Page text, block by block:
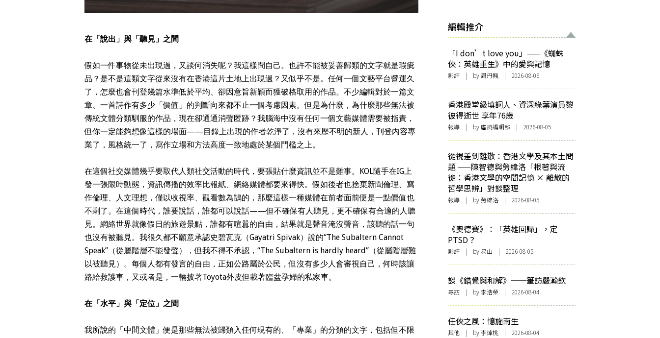
在「說出」與「聽見」之間
假如一件事物從未出現過，又談何消失呢？我這樣問自己。也許不能被妥善歸類的文字就是瑕疵
品？是不是這類文字從來沒有在香港這片土地上出現過？又似乎不是。任何一個文藝平台營運久
了，怎麼也會刊登幾篇水準低於平均、卻因意旨新穎而獲破格取用的作品。不少編輯對於一篇文
章、一首詩作有多少「價值」的判斷向來都不止一個考慮因素。但是為什麼，為什麼那些無法被
傳統文體分類馴服的作品，現在卻通通消聲匿跡？我腦海中沒有任何一個文藝媒體需要被指責，
但你一定能夠想像這樣的場面——目錄上出現的作者乾淨了，沒有來歷不明的新人，刊登內容專
業了，風格統一了，寫作立場和方法高度一致地處於某個門檻之上。
在這個社交媒體幾乎要取代人類社交活動的時代，要張貼什麼資訊並不是難事。KOL隨手在IG上
發一張限時動態，資訊傳播的效率比報紙、網絡媒體都要來得快。假如後者也捨棄新聞倫理、寫
作倫理、人文理想，僅以收視率、觀看數為鵠的，那麼這樣一種媒體在前者面前便是一點價值也
不剩了。在這個時代，誰要說話，誰都可以說話——但不確保有人聽見，更不確保有合適的人聽
見。網絡世界就像假日的旅遊景點，誰都有喧囂的自由，結果就是聲音淹沒聲音，該聽的話一句
也沒有被聽見。我很久都不願意承認史碧瓦克（Gayatri Spivak）說的“The Subaltern Cannot
Speak”（從屬階層不能發聲），但我不得不承認，“The Subaltern is hardly heard”（從屬階層難
以被聽見）。每個人都有發言的自由，正如公路屬於公民，但沒有多少人會審視自己，何時該讓
路給救護車，又或者是，一輛披著Toyota外皮但載著臨盆孕婦的私家車。
在「水平」與「定位」之間
我所說的「中間文體」便是那些無法被歸類入任何現有的、「專業」的分類的文字，包括但不限
編輯推介
「I don’t love you」——《蜘蛛
俠：英雄重生》中的愛與記憶
影評 | by 周丹楓 | 2026-08-06
香港殿堂級填詞人、資深綠葉演員黎
彼得逝世 享年76歲
報導 | by 虛詞編輯部 | 2026-08-05
從視差到離散：香港文學及其本土問
題 ——陳智德與勞緯洛「根著與流
徙：香港文學的空間記憶 × 離散的
哲學思辨」對談整理
報導 | by 勞緯洛 | 2026-08-05
《奧德賽》：「英雄回歸」，定
PTSD？
影評 | by 易山 | 2026-08-05
談《錯覺與和解》──筆訪嚴瀚欽
專訪 | by 李浩榮 | 2026-08-04
任俠之風：憶施南生
其他 | by 李焯桃 | 2026-08-04